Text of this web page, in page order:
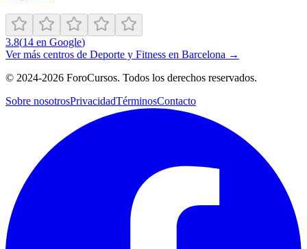
3.8(14 en Google)
Ver más centros de Deporte y Fitness en Barcelona →
© 2024-2026 ForoCursos. Todos los derechos reservados.
Sobre nosotrosPrivacidadTérminosContacto